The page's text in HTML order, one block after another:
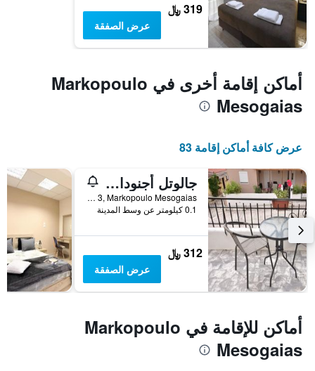
319 ﷼
عرض الصفقة
أماكن إقامة أخرى في Markopoulo
Mesogaias
عرض كافة أماكن إقامة 83
جالوتل أجنوداس نير آيربورت
Kosta Sotirioy 3, Markopoulo Mesogaias, اليونان
0.1 كيلومتر عن وسط المدينة
312 ﷼
عرض الصفقة
أماكن للإقامة في Markopoulo
Mesogaias